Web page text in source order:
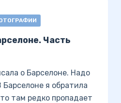
Часть
о Барселоне. Надо
я обратила
там редко пропадает